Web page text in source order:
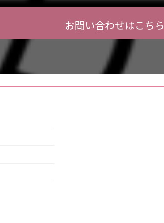
お問い合わせはこちら